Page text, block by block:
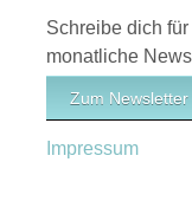
Schreibe dich
monatliche
Zum
Impressum